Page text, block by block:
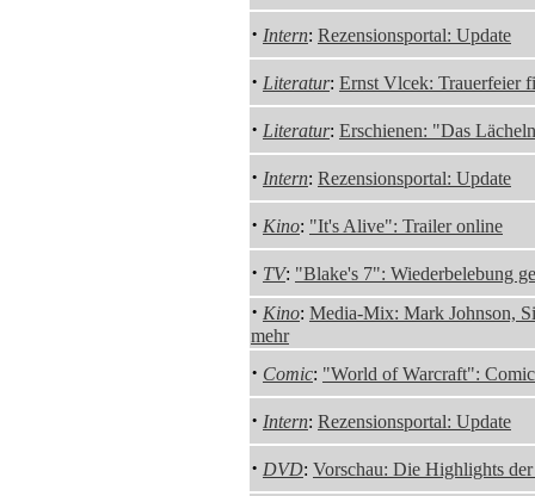
· Intern: Rezensionsportal: Update
· Literatur: Ernst Vlcek: Trauerfeier
· Literatur: Erschienen: "Das
· Intern: Rezensionsportal: Update
· Kino: "It's Alive": Trailer online
· TV: "Blake's 7": Wiederbelebung
· Kino: Media-Mix: Mark Johnson,
mehr
· Comic: "World of Warcraft":
· Intern: Rezensionsportal: Update
· DVD: Vorschau: Die Highlights